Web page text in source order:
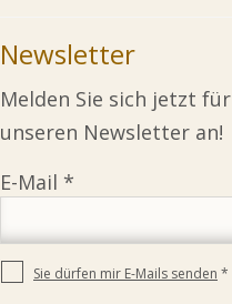
Newsletter
Melden Sie sich jetzt für
unseren Newsletter an!